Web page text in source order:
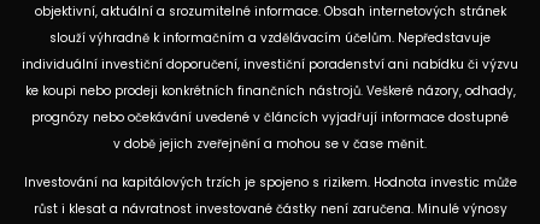
objektivní, aktuální a srozumitelné informace. Obsah internetových stránek
slouží výhradně k informačním a vzdělávacím účelům. Nepředstavuje
individuální investiční doporučení, investiční poradenství ani nabídku či výzvu
ke koupi nebo prodeji konkrétních finančních nástrojů. Veškeré názory, odhady,
prognózy nebo očekávání uvedené v článcích vyjadřují informace dostupné
v době jejich zveřejnění a mohou se v čase měnit.
Investování na kapitálových trzích je spojeno s rizikem. Hodnota investic může
růst i klesat a návratnost investované částky není zaručena. Minulé výnosy